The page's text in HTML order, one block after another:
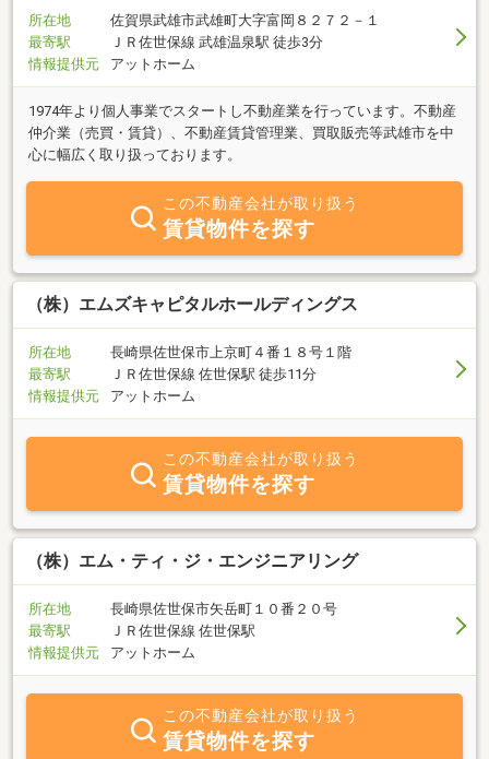
所在地
佐賀県武雄市武雄町大字富岡８２７２－１
最寄駅
ＪＲ佐世保線 武雄温泉駅 徒歩3分
情報提供元
アットホーム
1974年より個人事業でスタートし不動産業を行っています。不動産
仲介業（売買・賃貸）、不動産賃貸管理業、買取販売等武雄市を中
心に幅広く取り扱っております。
この不動産会社が取り扱う
賃貸物件を探す
（株）エムズキャピタルホールディングス
所在地
長崎県佐世保市上京町４番１８号１階
最寄駅
ＪＲ佐世保線 佐世保駅 徒歩11分
情報提供元
アットホーム
この不動産会社が取り扱う
賃貸物件を探す
（株）エム・ティ・ジ・エンジニアリング
所在地
長崎県佐世保市矢岳町１０番２０号
最寄駅
ＪＲ佐世保線 佐世保駅
情報提供元
アットホーム
この不動産会社が取り扱う
賃貸物件を探す